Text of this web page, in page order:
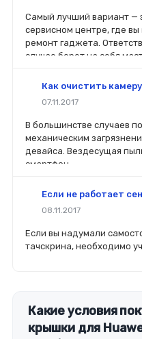
Самый лучший вариант —
сервисном центре, где
ремонт гаджета.
случае берет на себя
вы планируете делать
перед покупкой нового
легче сориентироваться
крепления,
характеристиках.
Как очистить
07.11.2017
В большинстве случаев
механическим
девайса. Вездесущая
смартфон.
Если не работает
08.11.2017
Если вы надумали
тачскрина, необходимо
Какие условия
крышки для